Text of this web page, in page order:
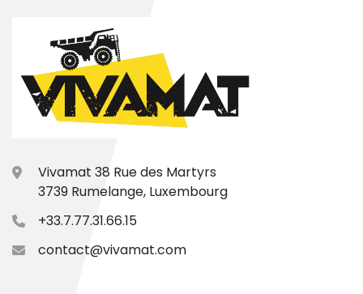
Vivamat 38 Rue des Martyrs
3739 Rumelange, Luxembourg
+33.7.77.31.66.15
contact@vivamat.com